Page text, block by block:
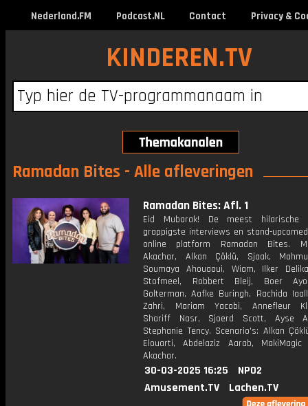
Nederland.FM Podcast.NL Contact Privacy &
KINDEREN.TV
Ramadan Bites - Alle afleveringen
Ramadan Bites: Afl. 1
Eid Mubarak! De meest hilarische
grappigste interviews en stand-
online platform Ramadan Bites.
Akachar, Alkan Çöklü, Sjaak,
Soumaya Ahouaoui, Wiam, Ilker
Stofmeel, Robbert Bleij, Boer
Golterman, Aafke Buringh, Rachida
Zahri, Mariam Yacobi, Annefleur
Shariff Nasr, Sjoerd Scott, Ayse
Stephanie Tency. Scenario's: Alkan
Elouarti, Abdelaziz Aarab,
Akachar.
30-03-2025 16:25
NPO2
Amusement.TV
Lachen.TV